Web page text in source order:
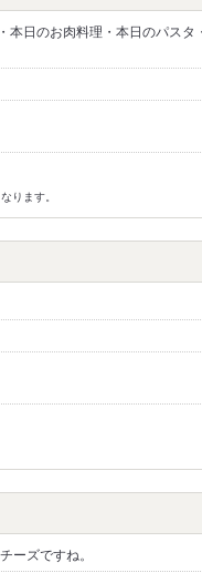
本日のお肉料理・本日のパスタ
ります。
ーズですね。